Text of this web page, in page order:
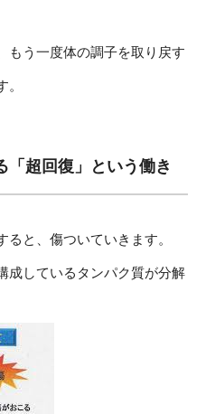
もう一度体の調子を取り戻す
「超回復」という働き
と、傷ついていきます。
成しているタンパク質が分解